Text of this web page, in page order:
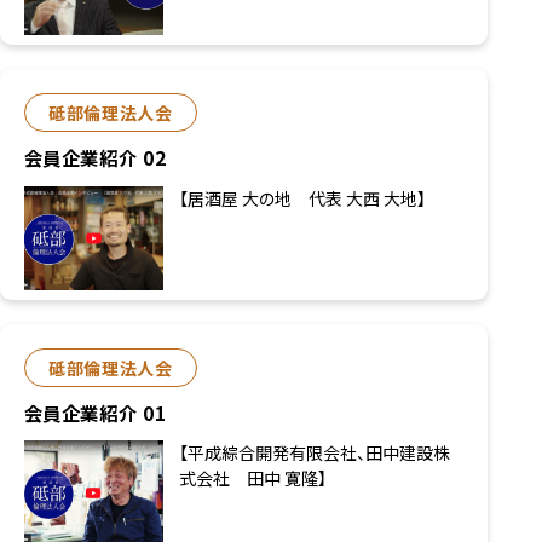
砥部倫理法人会
会員企業紹介 02
【居酒屋 大の地 代表 大西 大地】
砥部倫理法人会
会員企業紹介 01
【平成綜合開発有限会社、田中建設株
式会社 田中 寛隆】